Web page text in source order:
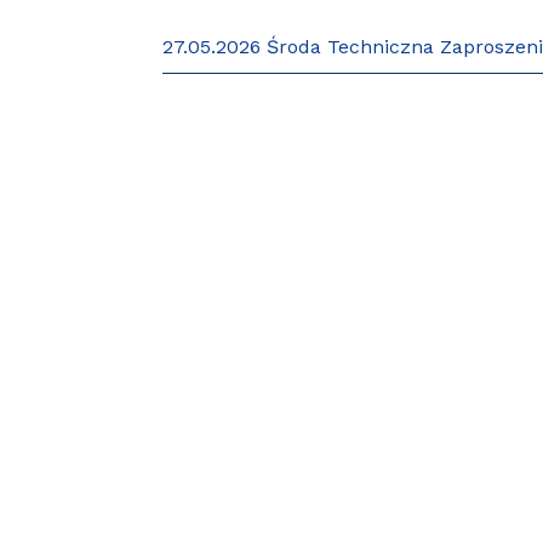
27.05.2026 Środa Techniczna